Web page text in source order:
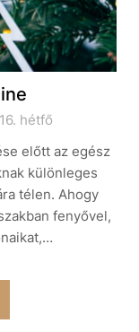
hétfő
előtt az egész
különleges
télen. Ahogy
fenyővel,